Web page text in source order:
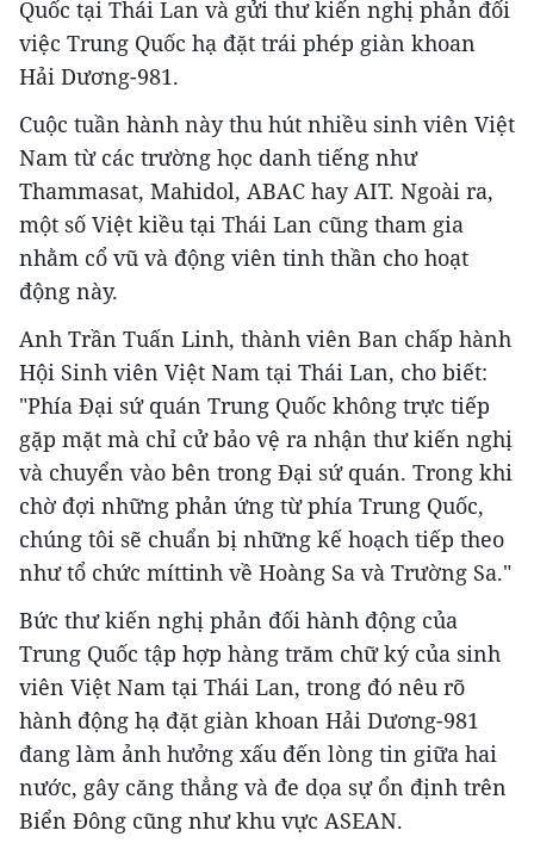
Quốc tại Thái Lan và gửi thư kiến nghị phản đối
việc Trung Quốc hạ đặt trái phép giàn khoan
Hải Dương-981.
Cuộc tuần hành này thu hút nhiều sinh viên Việt
Nam từ các trường học danh tiếng như
Thammasat, Mahidol, ABAC hay AIT. Ngoài ra,
một số Việt kiều tại Thái Lan cũng tham gia
nhằm cổ vũ và động viên tinh thần cho hoạt
động này.
Anh Trần Tuấn Linh, thành viên Ban chấp hành
Hội Sinh viên Việt Nam tại Thái Lan, cho biết:
"Phía Đại sứ quán Trung Quốc không trực tiếp
gặp mặt mà chỉ cử bảo vệ ra nhận thư kiến nghị
và chuyển vào bên trong Đại sứ quán. Trong khi
chờ đợi những phản ứng từ phía Trung Quốc,
chúng tôi sẽ chuẩn bị những kế hoạch tiếp theo
như tổ chức míttinh về Hoàng Sa và Trường Sa."
Bức thư kiến nghị phản đối hành động của
Trung Quốc tập hợp hàng trăm chữ ký của sinh
viên Việt Nam tại Thái Lan, trong đó nêu rõ
hành động hạ đặt giàn khoan Hải Dương-981
đang làm ảnh hưởng xấu đến lòng tin giữa hai
nước, gây căng thẳng và đe dọa sự ổn định trên
Biển Đông cũng như khu vực ASEAN.